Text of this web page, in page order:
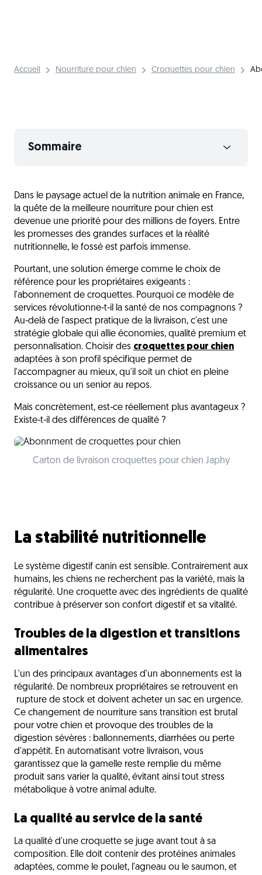
Accueil Nourriture pour chien Croquettes pour chien
Sommaire
Les avantages économiques
Chaque museau est unique
Une gestion flexible et sans engagement
"Made in France" et impact environnemental
Abonnement ou magasin que choisir
Friandises et compléments
L'abonnement futur de la nutrition canine
L'avis du vétérinaire
Questions fréquentes
Découvrez aussi
Dans le paysage actuel de la nutrition animale en France,
la quête de la meilleure nourriture pour chien est
devenue une priorité pour des millions de foyers. Entre
les promesses des grandes surfaces et la réalité
nutritionnelle, le fossé est parfois immense.
Pourtant, une solution émerge comme le choix de
référence pour les propriétaires exigeants :
l'abonnement de croquettes. Pourquoi ce modèle de
services révolutionne-t-il la santé de nos compagnons ?
Au-delà de l'aspect pratique de la livraison, c'est une
stratégie globale qui allie économies, qualité premium et
personnalisation. Choisir des croquettes pour chien
adaptées à son profil spécifique permet de
l'accompagner au mieux, qu'il soit un chiot en pleine
croissance ou un senior au repos.
Mais concrètement, est-ce réellement plus avantageux ?
Existe-t-il des différences de qualité ?
Carton de livraison croquettes pour chien Japhy
La stabilité nutritionnelle
Le système digestif canin est sensible. Contrairement aux
humains, les chiens ne recherchent pas la variété, mais la
régularité. Une croquette avec des ingrédients de qualité
contribue à préserver son confort digestif et sa vitalité.
Troubles de la digestion et transitions
alimentaires
L'un des principaux avantages d'un abonnements est la
régularité. De nombreux propriétaires se retrouvent en
rupture de stock et doivent acheter un sac en urgence.
Ce changement de nourriture sans transition est brutal
pour votre chien et provoque des troubles de la
digestion sévères : ballonnements, diarrhées ou perte
d'appétit. En automatisant votre livraison, vous
garantissez que la gamelle reste remplie du même
produit sans varier la qualité, évitant ainsi tout stress
métabolique à votre animal adulte.
La qualité au service de la santé
La qualité d'une croquette se juge avant tout à sa
composition. Elle doit contenir des protéines animales
adaptées, comme le poulet, l'agneau ou le saumon, et